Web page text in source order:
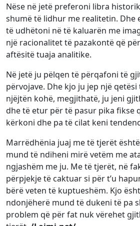
Nëse në jetë preferoni libra
shumë të lidhur me realitetin. Dhe
të udhëtoni në të kaluarën me
një racionalitet të pazakontë që
aftësitë tuaja analitike.
Në jetë ju pëlqen të përqafoni të
përvojave. Dhe kjo ju jep një qetësi
njëjtën kohë, megjithatë, ju jeni
dhe të etur për të pasur pika fikse
kërkoni dhe pa të cilat keni
Marrëdhënia juaj me të tjerët
mund të ndiheni mirë vetëm me
ngjashëm me ju. Me të tjerët, në
përpjekje të caktuar si për t’u
bërë veten të kuptueshëm. Kjo
ndonjëherë mund të dukeni të pa
problem që për fat nuk vërehet